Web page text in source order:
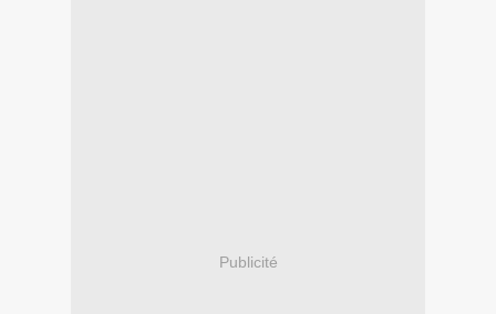
Publicité